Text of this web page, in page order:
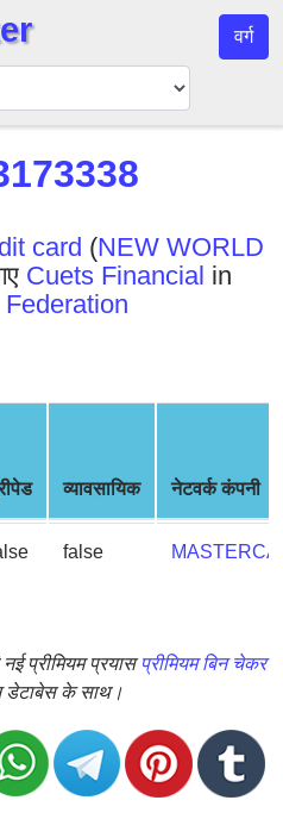
वर्ग
card (NEW WORLD
Cuets Financial in
व्यावसायिक नेटवर्क कंपनी
false
प्रीमियम प्रयासप्रीमियम बिन चेकर
डेटाबेस के साथ।